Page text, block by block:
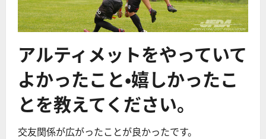
アルティメットをやっていて
よかったこと・嬉しかったこ
とを教えてください。
交友関係が広がったことが良かったです。